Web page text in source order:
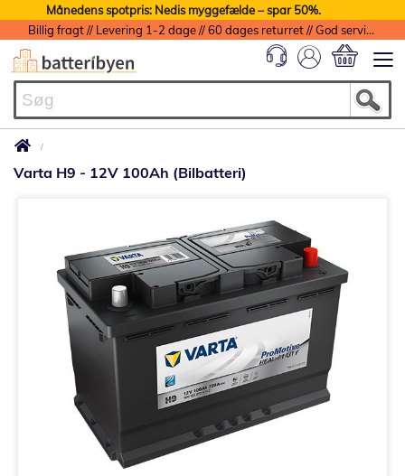
Månedens spotpris: Nedis myggefælde – spar 50%.
Billig fragt // Levering 1-2 dage // 60 dages returret // God service med garanti
Varta H9 - 12V 100Ah (Bilbatteri)
billedgalleriet